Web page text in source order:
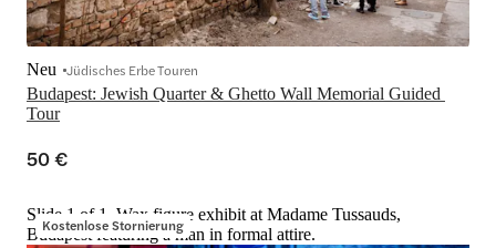
Budapest: Jewish Quarter & Ghetto Wall Memorial Guided
Tour
Neu Jüdisches Erbe Touren
50 €
Kostenlose Stornierung
Slide 1 of 1, Wax figure exhibit at Madame Tussauds,
Budapest featuring a man in formal attire.